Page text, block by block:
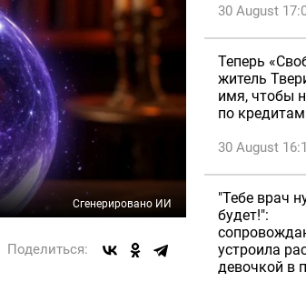
Сгенерировано ИИ
Поделиться:
30 August
Теперь
житель
имя, чтобы
по кредитам
30 August
"Тебе врач
будет!":
устроила
девочкой в